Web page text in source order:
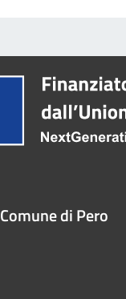
Comune di Pero